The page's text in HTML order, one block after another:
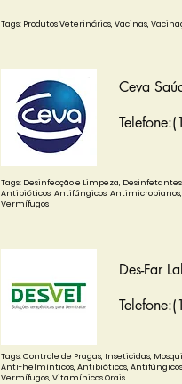
Tags: Produtos Veterinários, Vacinas,
Ceva
Tags: Desinfecção e Limpeza,
Antibióticos, Antifúngicos,
Vermífugos
Des-Far
Tags: Controle de Pragas, Inseticidas,
Anti-helmínticos, Antibióticos,
Vermífugos, Vitamínicos Orais